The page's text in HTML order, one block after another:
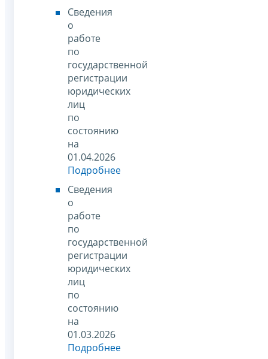
Сведения
о
работе
по
государственной
регистрации
юридических
лиц
по
состоянию
на
01.04.2026
Подробнее
Сведения
о
работе
по
государственной
регистрации
юридических
лиц
по
состоянию
на
01.03.2026
Подробнее